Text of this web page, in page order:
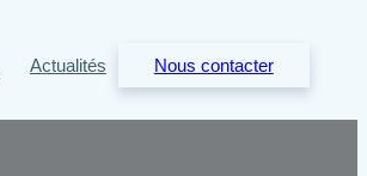
Actualités Nous contacter